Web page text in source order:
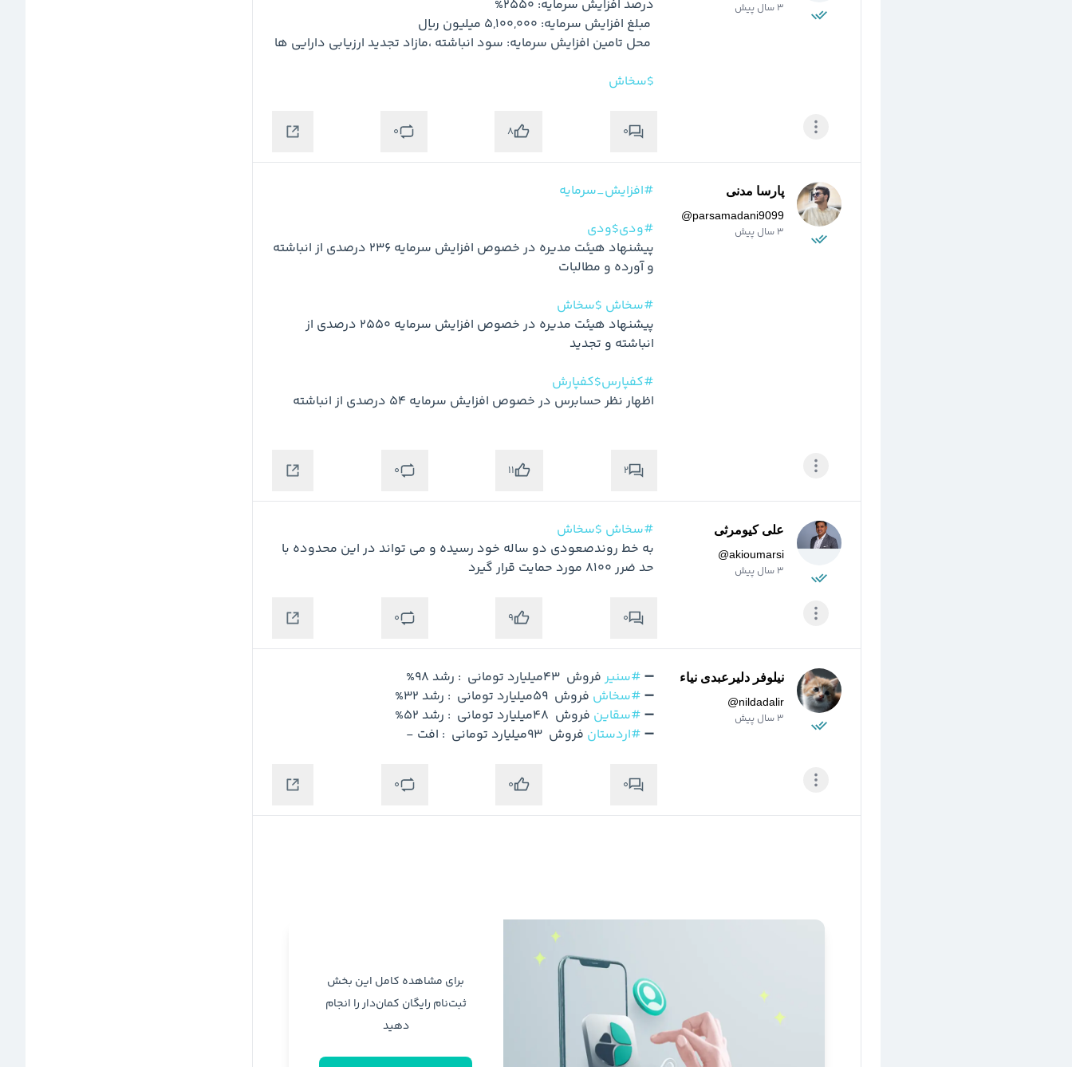
3 سال پیش
$سخاش
0
8
0
پارسا مدنی
@parsamadani9099
3 سال پیش
#افزایش_سرمایه
#ودی$ودی
#سخاش $سخاش
#کفپارس$کفپارش
2
11
0
علی کیومرثی
@akioumarsi
3 سال پیش
#سخاش $سخاش
حد ضرر ۸۱۰۰ مورد حمایت قرار گیرد
0
9
0
نیلوفر دلیرعبدی نیاء
@nildadalir
3 سال پیش
➖ #سنیر
➖ #سخاش
➖ #سقاین
➖ #اردستان فروش  93میلیارد تومانی  : افت -
0
0
0
برای مشاهده کامل این بخش
ثبت‌نام رایگان کمان‌دار را انجام
دهید